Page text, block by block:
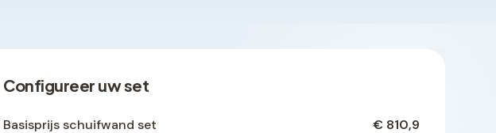
Configureer uw set
Basisprijs schuifwand set € 810,9